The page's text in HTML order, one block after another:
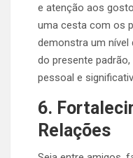
e atenção aos
uma cesta com os
demonstra um nível
do presente
pessoal e
6.
Relações